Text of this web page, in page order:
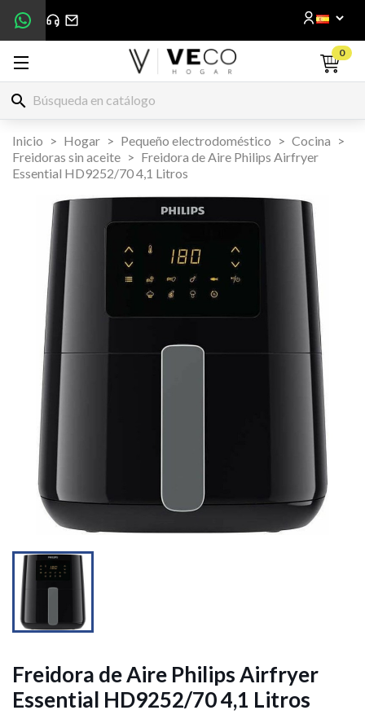
0
search
Inicio Hogar Pequeño electrodoméstico
Cocina
Freidoras sin aceite
Freidora de Aire Philips Airfryer
Essential HD9252/70 4,1 Litros
Freidora de Aire Philips Airfryer
Essential HD9252/70 4,1 Litros